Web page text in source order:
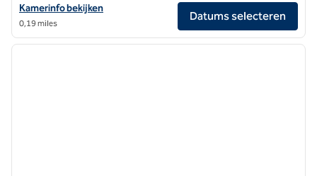
Bekijk hoteldetails voor Graduate by Hilton Berkeley
Kamerinfo bekijken
0,19 miles
Datums selecteren
1/12
1 van 12